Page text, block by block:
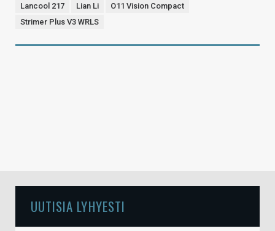
Lancool 217
Lian Li
O11 Vision Compact
Strimer Plus V3 WRLS
UUTISIA LYHYESTI